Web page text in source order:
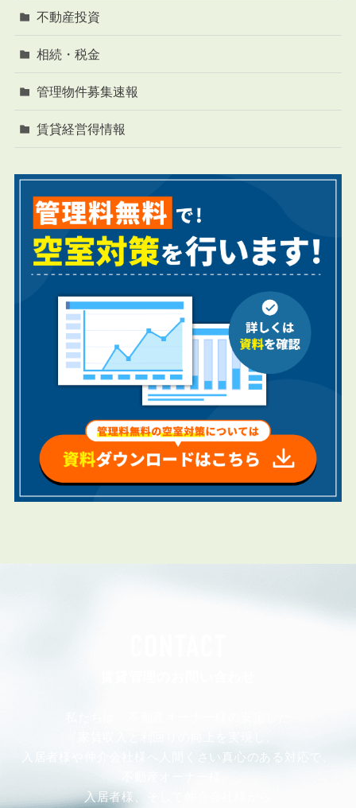
不動産投資
相続・税金
管理物件募集速報
賃貸経営得情報
入居者様や仲介会社様へ人間くさい真心のある対応で、
入居者様、そして仲介会社様から